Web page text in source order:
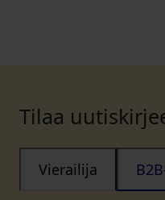
Tilaa
Vierailija